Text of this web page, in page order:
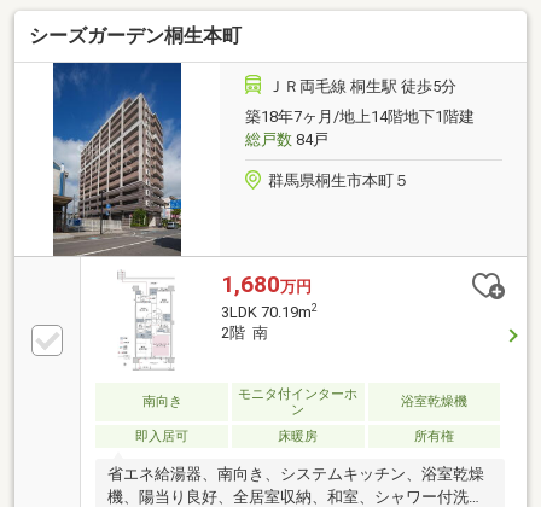
５分♪■ 生活感が隠せる扉付の洗濯機置き場♪■ 内覧
可能です♪※ 近隣貸し駐車場あり＊＊☆＊＊ ーー
Ｌｉｆｅ Ｉｎｆｏｒｍａｔｉｏｎ ーー ＊＊☆＊
＊□ 西小学校：徒歩９分♪□ 中央中学校：徒歩１５
分♪□ セブンイレブン西桐生駅前店：徒歩３分♪□ 桐
生宮前町郵便局：徒歩６分♪□ ＭＥＧＡドン・キホー
テ桐生店：徒歩５分♪
シーズガーデン桐生本町
ＪＲ両毛線 桐生駅 徒歩5分
築18年7ヶ月/地上14階地下1階建
総戸数84戸
群馬県桐生市本町５
1,680万円
3LDK 70.19m2
2階 南
南向き
モニタ付インターホ
ン
浴室乾燥機
即入居可 床暖房 所有権
省エネ給湯器、南向き、システムキッチン、浴室乾燥
機、陽当り良好、全居室収納、和室、シャワー付洗面